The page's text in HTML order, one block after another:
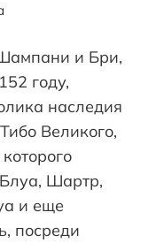
и Бри,
году,
наследия
Великого,
Шартр,
и еще
посреди